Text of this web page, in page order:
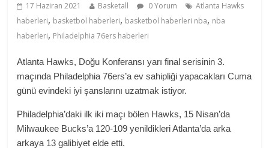
17 Haziran 2021 Basketall 0 Yorum
Atlanta Hawks
haberleri, basketbol haberleri, basketbol haberleri nba, nba
haberleri, Philadelphia 76ers haberleri
Atlanta Hawks, Doğu Konferansı yarı final serisinin 3.
maçında Philadelphia 76ers’a ev sahipliği yapacakları Cuma
günü evindeki iyi şanslarını uzatmak istiyor.
Philadelphia’daki ilk iki maçı bölen Hawks, 15 Nisan’da
Milwaukee Bucks’a 120-109 yenildikleri Atlanta’da arka
arkaya 13 galibiyet elde etti.